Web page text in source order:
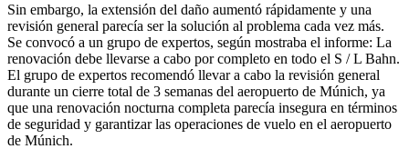
Sin embargo, la extensión del daño aumentó rápidamente y una
revisión general parecía ser la solución al problema cada vez más.
Se convocó a un grupo de expertos, según mostraba el informe: La
renovación debe llevarse a cabo por completo en todo el S / L Bahn.
El grupo de expertos recomendó llevar a cabo la revisión general
durante un cierre total de 3 semanas del aeropuerto de Múnich, ya
que una renovación nocturna completa parecía insegura en términos
de seguridad y garantizar las operaciones de vuelo en el aeropuerto
de Múnich.